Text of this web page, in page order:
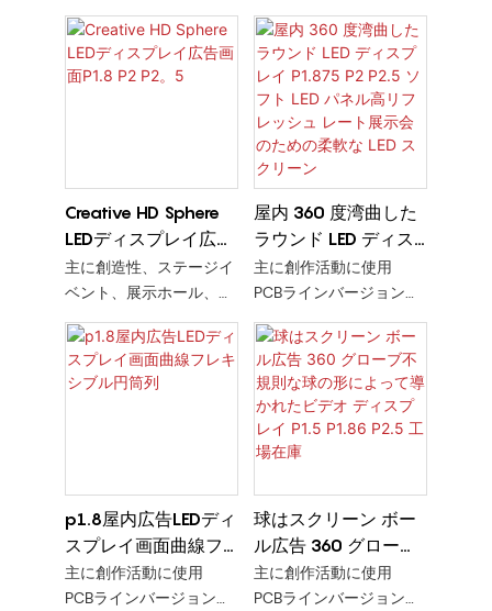
Creative HD Sphere
LEDディスプレイ広告
画面P1.8 P2 P2。5
主に創造性、ステージイ
ベント、展示ホール、ト
は屋外のセンタービルに
使用されます。
PCBラインバージョン
屋内 360 度湾曲した
ラウンド LED ディス
プレイ P1.875 P2
P2.5 ソフト LED パネ
ル高リフレッシュ レ
ート展示会のための
柔軟な LED スクリー
ン
主に創作活動に使用
PCBラインバージョン
p1.8屋内広告LEDディ
スプレイ画面曲線フ
レキシブル円筒列
主に創作活動に使用
PCBラインバージョン
球はスクリーン ボー
ル広告 360 グローブ
不規則な球の形によ
って導かれたビデオ
主に創作活動に使用
PCBラインバージョン